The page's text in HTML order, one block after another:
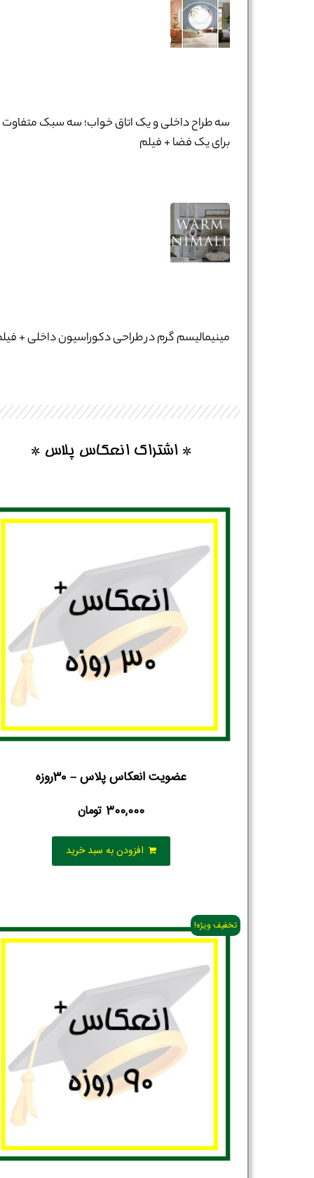
سه طراح داخلی و یک اتاق خواب؛ سه سبک متفاوت
برای یک فضا + فیلم
مینیمالیسم گرم در طراحی دکوراسیون داخلی +
* اشتراک انعکاس پلاس *
عضویت انعکاس پلاس – 30روزه
300,000 تومان
افزودن به سبد خرید
تخفیف ویژه!
*
شماره واتس‌اپ : *